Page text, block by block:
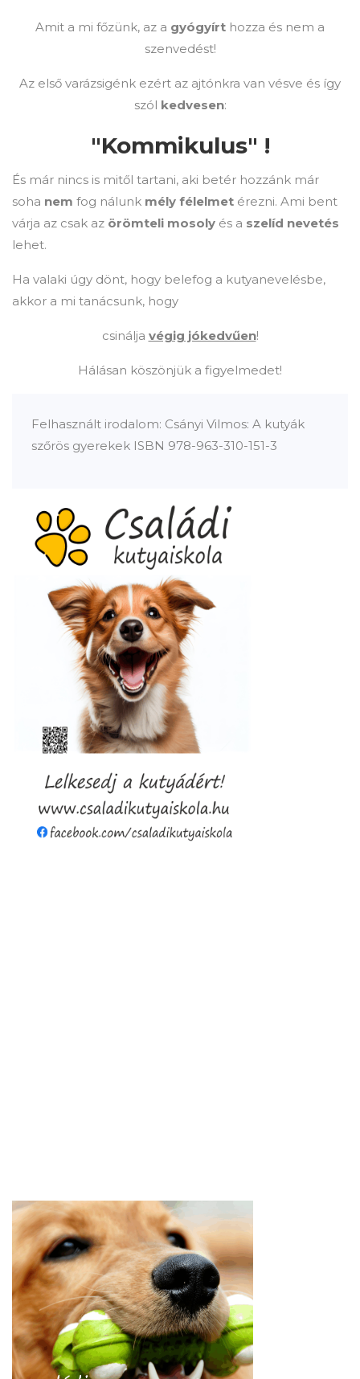
Amit a mi főzünk, az a gyógyírt hozza és nem a
szenvedést!
Az első varázsigénk ezért az ajtónkra van vésve és így
szól kedvesen:
"Kommikulus" !
És már nincs is mitől tartani, aki betér hozzánk már
soha nem fog nálunk mély félelmet érezni. Ami bent
várja az csak az örömteli mosoly és a szelíd nevetés
lehet.
Ha valaki úgy dönt, hogy belefog a kutyanevelésbe,
akkor a mi tanácsunk, hogy
csinálja végig jókedvűen!
Hálásan köszönjük a figyelmedet!
Felhasznált irodalom: Csányi Vilmos: A kutyák
szőrös gyerekek ISBN 978-963-310-151-3